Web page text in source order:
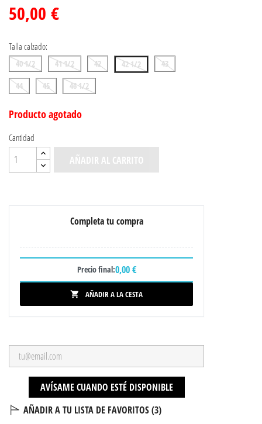
50,00 €
Talla calzado:
40 1/2 41 1/2 42 42 1/2
43
44
45 46 1/2
Producto agotado
Cantidad
AÑADIR AL CARRITO
Completa tu compra
Precio final:0,00 €
 AÑADIR A LA CESTA
AVÍSAME CUANDO ESTÉ DISPONIBLE
AÑADIR A TU LISTA DE FAVORITOS (3)